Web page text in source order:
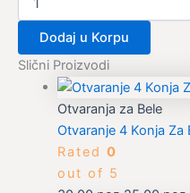
Dodaj u Korpu
Slični Proizvodi
Otvaranja za Bele
Otvaranje 4 Konja Za
Rated 0
out of 5